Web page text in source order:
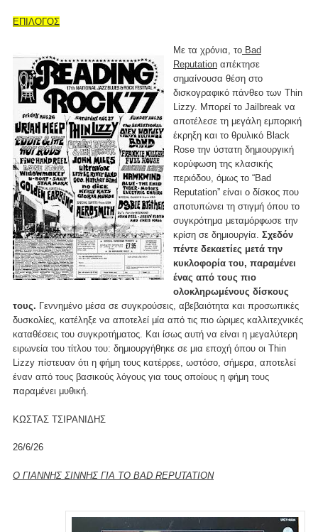
ΕΠΙΛΟΓΟΣ
Με τα χρόνια, το Bad
Reputation απέκτησε
σημαίνουσα θέση στο
δισκογραφικό πάνθεο των Thin
Lizzy. Μπορεί το Jailbreak να
αποτέλεσε τη μεγάλη εμπορική
έκρηξη και το θρυλικό Black
Rose την ύστατη δημιουργική
κορύφωση της κλασικής
περιόδου, όμως το “Bad
Reputation” είναι ο δίσκος που
αποτυπώνει τη στιγμή όπου το
συγκρότημα μεταμόρφωσε την
κρίση σε δημιουργία. Σχεδόν
πέντε δεκαετίες μετά την
κυκλοφορία του, παραμένει
ένας από τους πιο
ολοκληρωμένους δίσκους
τους. Γεννημένο μέσα σε συγκρούσεις, αβεβαιότητα και προσωπικές
δυσκολίες, κατέληξε να αποτελεί μία από τις πιο ώριμες καλλιτεχνικές
καταθέσεις του συγκροτήματος. Και ίσως αυτή να είναι η μεγαλύτερη
ειρωνεία του τίτλου του: δημιουργήθηκε σε μια εποχή όπου οι Thin
Lizzy πίστευαν ότι η φήμη τους κατέρρεε, ωστόσο, σήμερα, αποτελεί
έναν από τους βασικούς λόγους για τους οποίους η φήμη τους
παραμένει μυθική.
ΚΩΣΤΑΣ ΤΣΙΡΑΝΙΔΗΣ
26/6/26
Ο ΓΙΑΝΝΗΣ ΣΙΝΝΗΣ ΓΙΑ ΤΟ BAD REPUTATION